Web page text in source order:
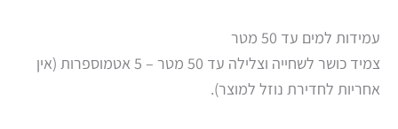
עמידות למים עד 50 מטר
צמיד כושר לשחייה וצלילה עד 50 מטר – 5 אטמוספרות (אין
אחריות לחדירת נוזל למוצר).